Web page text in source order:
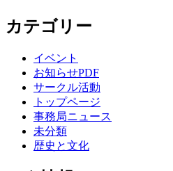
カテゴリー
イベント
お知らせPDF
サークル活動
トップページ
事務局ニュース
未分類
歴史と文化